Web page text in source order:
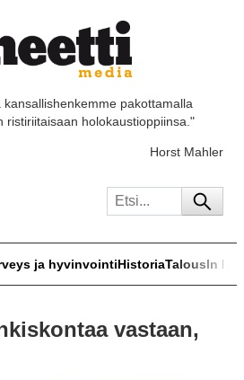
pakottamalla
ristiriitaisaan holokaustioppiinsa."
Horst Mahler
ja hyvinvointiHistoriaTalousIn
vastaan,